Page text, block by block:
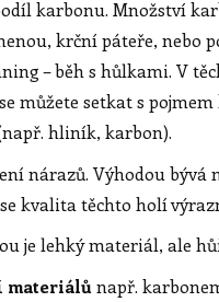
karbonu. Množství
krční páteře, nebo
– běh s hůlkami. V
můžete setkat s
hliník, karbon).
nárazů. Výhodou bývá
kvalita těchto holí
je lehký materiál, ale
materiálů např.